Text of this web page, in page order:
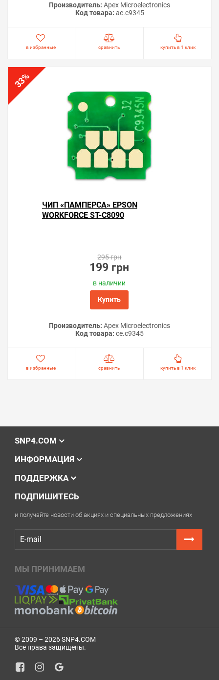
Производитель: Apex Microelectronics
Код товара: ae.c9345
в избранные сравнить купить в 1 клик
33
%
ЧИП «ПАМПЕРСА» EPSON
WORKFORCE ST-C8090
295 грн
199 грн
в наличии
Купить
Производитель: Apex Microelectronics
Код товара: ce.c9345
в избранные сравнить купить в 1 клик
SNP4.COM
ИНФОРМАЦИЯ
ПОДДЕРЖКА
ПОДПИШИТЕСЬ
и получайте новости об акциях и специальных предложениях
МЫ ПРИНИМАЕМ
© 2009 – 2026 SNP4.COM
Все права защищены.